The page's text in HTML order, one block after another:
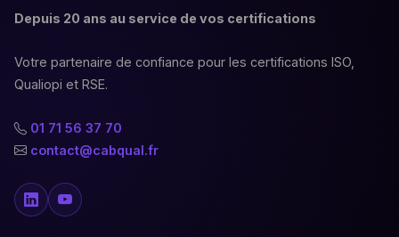
Depuis 20 ans au service de vos certifications
Votre partenaire de confiance pour les certifications ISO,
Qualiopi et RSE.
01 71 56 37 70
contact@cabqual.fr